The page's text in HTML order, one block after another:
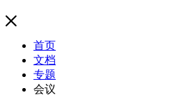
首页
文档
专题
会议